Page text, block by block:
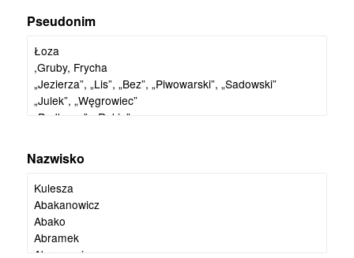
Pseudonim
Nazwisko